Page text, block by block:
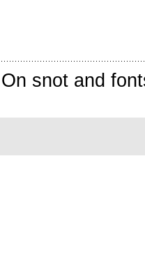
On snot and